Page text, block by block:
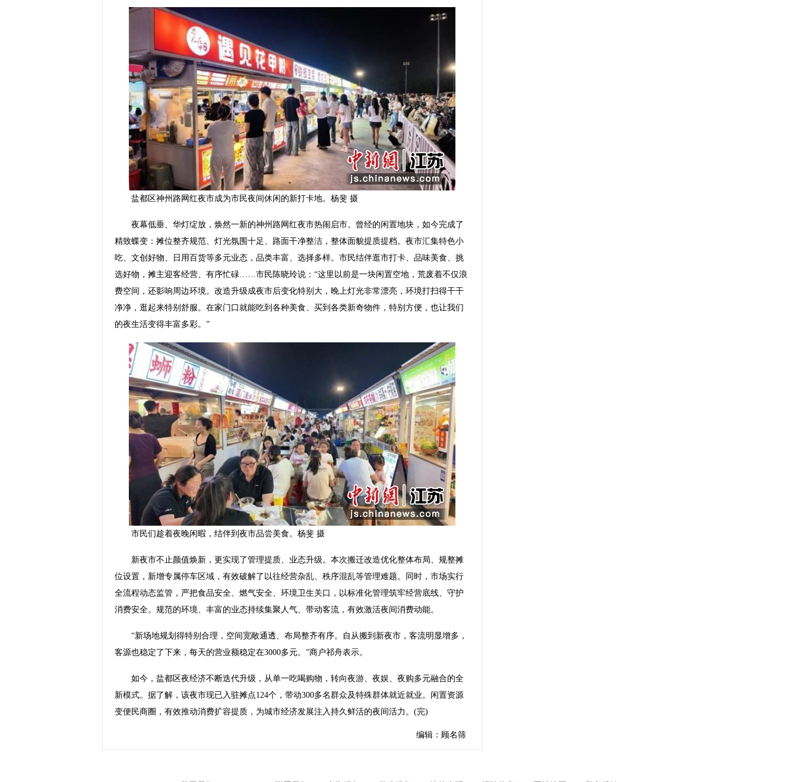
盐都区神州路网红夜市成为市民夜间休闲的新打卡地。杨斐 摄
夜幕低垂、华灯绽放，焕然一新的神州路网红夜市热闹启市。曾经的闲置地块，如今完成了
精致蝶变：摊位整齐规范、灯光氛围十足、路面干净整洁，整体面貌提质提档。夜市汇集特色小
吃、文创好物、日用百货等多元业态，品类丰富、选择多样。市民结伴逛市打卡、品味美食、挑
选好物，摊主迎客经营、有序忙碌……市民陈晓玲说：“这里以前是一块闲置空地，荒废着不仅浪
费空间，还影响周边环境。改造升级成夜市后变化特别大，晚上灯光非常漂亮，环境打扫得干干
净净，逛起来特别舒服。在家门口就能吃到各种美食、买到各类新奇物件，特别方便，也让我们
的夜生活变得丰富多彩。”
市民们趁着夜晚闲暇，结伴到夜市品尝美食。杨斐 摄
新夜市不止颜值焕新，更实现了管理提质、业态升级。本次搬迁改造优化整体布局、规整摊
位设置，新增专属停车区域，有效破解了以往经营杂乱、秩序混乱等管理难题。同时，市场实行
全流程动态监管，严把食品安全、燃气安全、环境卫生关口，以标准化管理筑牢经营底线、守护
消费安全。规范的环境、丰富的业态持续集聚人气、带动客流，有效激活夜间消费动能。
“新场地规划得特别合理，空间宽敞通透、布局整齐有序。自从搬到新夜市，客流明显增多，
客源也稳定了下来，每天的营业额稳定在3000多元。”商户祁舟表示。
如今，盐都区夜经济不断迭代升级，从单一吃喝购物，转向夜游、夜娱、夜购多元融合的全
新模式。据了解，该夜市现已入驻摊点124个，带动300多名群众及特殊群体就近就业。闲置资源
变便民商圈，有效推动消费扩容提质，为城市经济发展注入持久鲜活的夜间活力。(完)
编辑：顾名筛